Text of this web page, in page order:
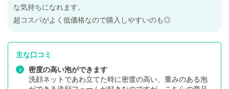
な気持ちになれます。
超コスパがよく低価格なので購入しやすいのも◎
主な口コミ
密度の高い泡ができます
洗顔ネットであわ立てた時に密度の高い、重みのある泡